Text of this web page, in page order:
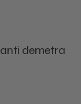
demetra